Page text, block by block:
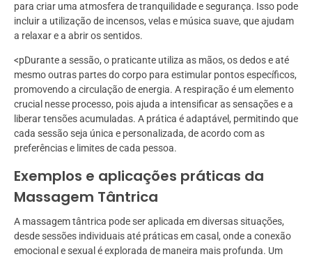
para criar uma atmosfera de tranquilidade e segurança. Isso pode
incluir a utilização de incensos, velas e música suave, que ajudam
a relaxar e a abrir os sentidos.
<pDurante a sessão, o praticante utiliza as mãos, os dedos e até
mesmo outras partes do corpo para estimular pontos específicos,
promovendo a circulação de energia. A respiração é um elemento
crucial nesse processo, pois ajuda a intensificar as sensações e a
liberar tensões acumuladas. A prática é adaptável, permitindo que
cada sessão seja única e personalizada, de acordo com as
preferências e limites de cada pessoa.
Exemplos e aplicações práticas da
Massagem Tântrica
A massagem tântrica pode ser aplicada em diversas situações,
desde sessões individuais até práticas em casal, onde a conexão
emocional e sexual é explorada de maneira mais profunda. Um